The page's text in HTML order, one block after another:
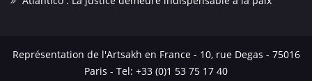
Représentation de l'Artsakh en France - 10, rue Degas - 75016
Paris - Tel: +33 (0)1 53 75 17 40